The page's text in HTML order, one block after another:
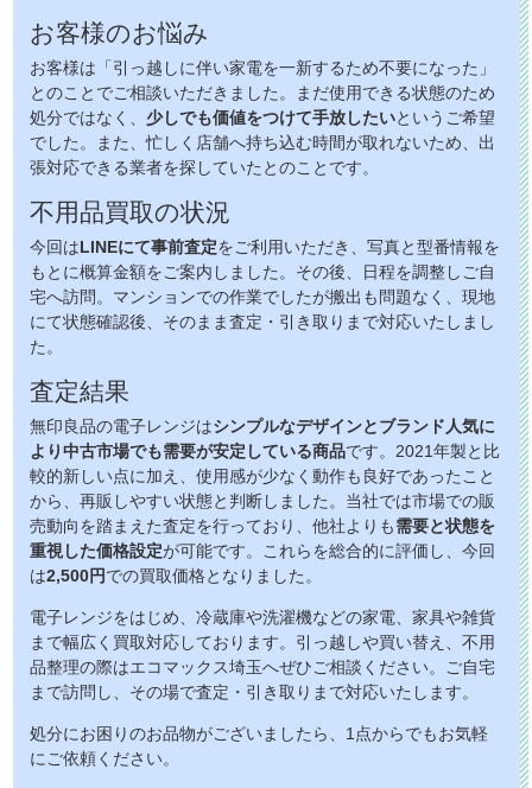
お客様のお悩み
お客様は「引っ越しに伴い家電を一新するため不要になった」
とのことでご相談いただきました。まだ使用できる状態のため
処分ではなく、 少しでも価値をつけて手放したいというご希望
でした。また、忙しく店舗へ持ち込む時間が取れないため、出
張対応できる業者を探していたとのことです。
不用品買取の状況
今回はLINEにて事前査定をご利用いただき、写真と型番情報を
もとに概算金額をご案内しました。その後、日程を調整しご自
宅へ訪問。マンションでの作業でしたが搬出も問題なく、現地
にて状態確認後、そのまま査定・引き取りまで対応いたしまし
た。
査定結果
無印良品の電子レンジはシンプルなデザインとブランド人気に
より中古市場でも需要が安定している商品です。2021年製と比
較的新しい点に加え、使用感が少なく動作も良好であったこと
から、再販しやすい状態と判断しました。当社では市場での販
売動向を踏まえた査定を行っており、他社よりも需要と状態を
重視した価格設定が可能です。これらを総合的に評価し、今回
は2,500円での買取価格となりました。
電子レンジをはじめ、冷蔵庫や洗濯機などの家電、家具や雑貨
まで幅広く買取対応しております。引っ越しや買い替え、不用
品整理の際はエコマックス埼玉へぜひご相談ください。ご自宅
まで訪問し、その場で査定・引き取りまで対応いたします。
処分にお困りのお品物がございましたら、1点からでもお気軽
にご依頼ください。